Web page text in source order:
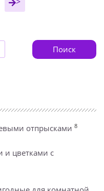
Поиск
отпрысками 8
и цветками с